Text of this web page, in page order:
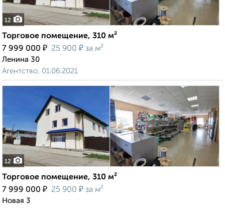
12
Торговое помещение, 310 м²
7 999 000 ₽ 25 900 ₽ за м²
Ленина 30
Агентство, 01.06.2021
12
Торговое помещение, 310 м²
7 999 000 ₽ 25 900 ₽ за м²
Новая 3